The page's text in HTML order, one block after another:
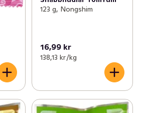
123 g, Nongshim
16,99 kr
138,13 kr /kg